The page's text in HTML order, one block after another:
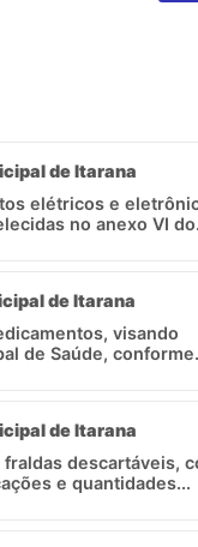
de Itarana
elétricos e
no anexo VI
de Itarana
visando
de Saúde,
de Itarana
descartáveis,
e quantidades...